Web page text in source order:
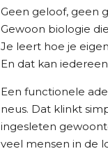
Geen geloof, geen
Gewoon biologie
Je leert hoe je
En dat kan
Een functionele
neus. Dat klinkt
ingesleten
veel mensen in de